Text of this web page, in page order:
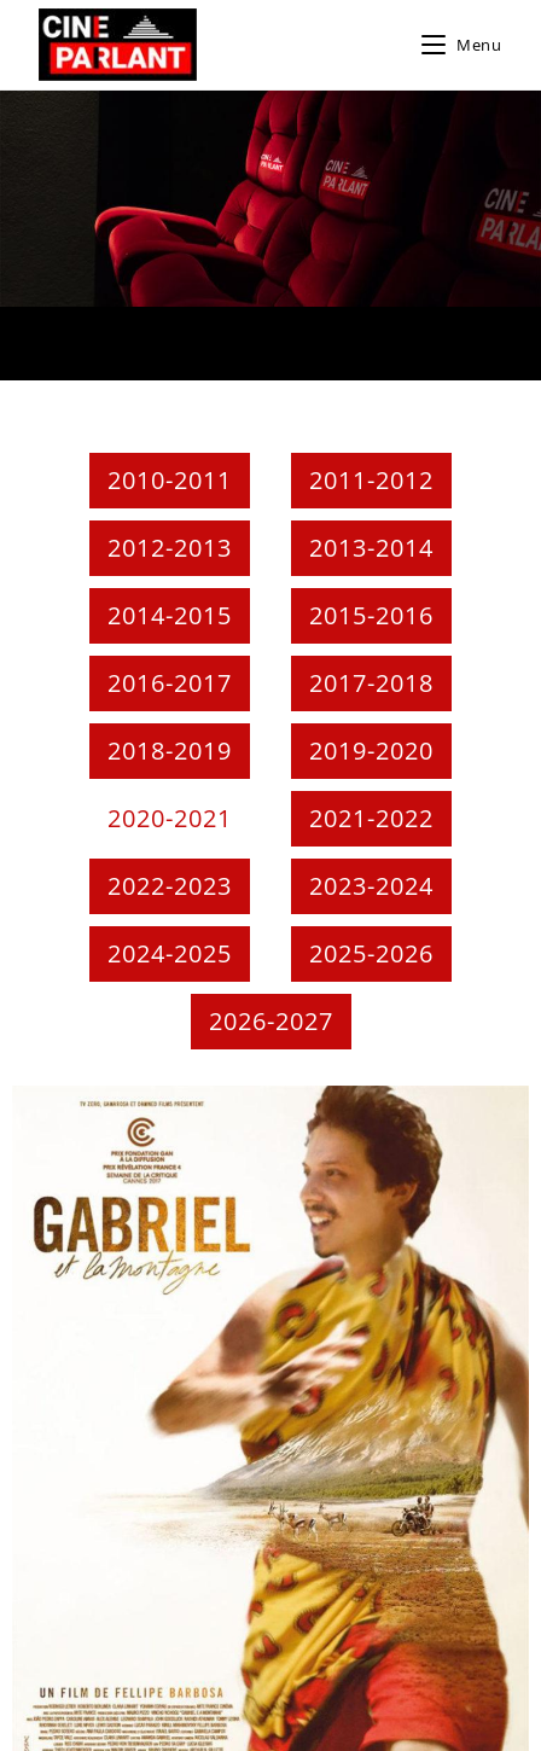
Menu
2010-2011 2011-2012
2012-2013 2013-2014
2014-2015 2015-2016
2016-2017 2017-2018
2018-2019 2019-2020
2020-2021 2021-2022
2022-2023 2023-2024
2024-2025 2025-2026
2026-2027